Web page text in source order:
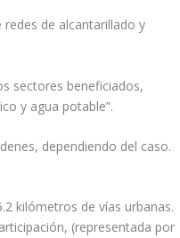
redes de alcantarillado y
sectores beneficiados,
y agua potable”.
dependiendo del caso.
kilómetros de vías urbanas.
(representada por